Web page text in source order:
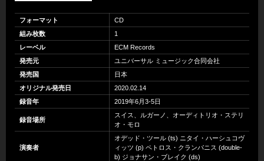
フォーマット
CD
組み枚数
1
レーベル
ECM Records
発売元
ユニバーサル ミュージック合同会社
発売国
日本
オリジナル発売日
2020.02.14
録音年
2019年6月3-5日
録音場所
スイス、ルガーノ、オーディトリオ・ステリ
オ・モロ
演奏者
オデッド・ツール (ts) ニタイ・ハーシュコヴ
ィッツ (p) ペトロス・クランパニス (double-
b) ジョナサン・ブレイク (ds)